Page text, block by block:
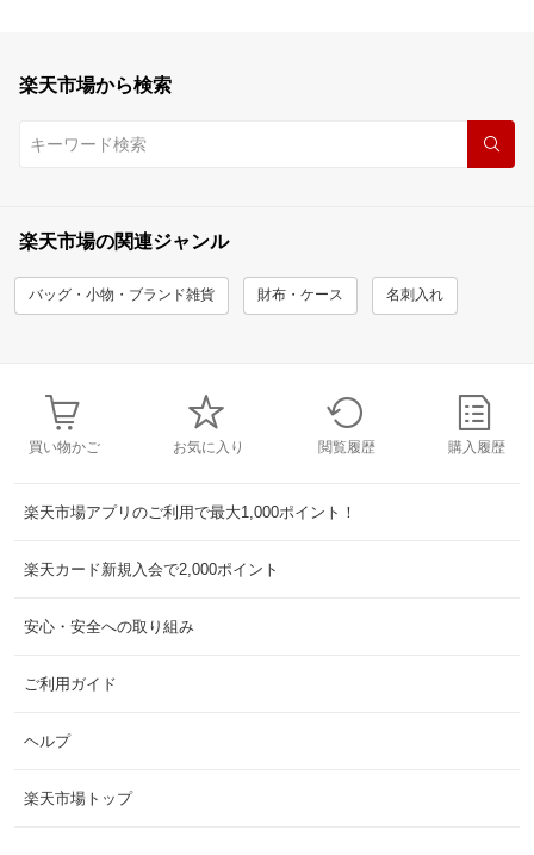
楽天市場から検索
楽天市場の関連ジャンル
バッグ・小物・ブランド雑貨 財布・ケース 名刺入れ
買い物かご お気に入り 閲覧履歴 購入履歴
楽天市場アプリのご利用で最大1,000ポイント！
楽天カード新規入会で2,000ポイント
安心・安全への取り組み
ご利用ガイド
ヘルプ
楽天市場トップ